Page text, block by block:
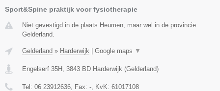
Sport&Spine praktijk voor fysiotherapie
Niet gevestigd in de plaats Heumen, maar wel in de provincie
Gelderland.
Gelderland » Harderwijk | Google maps ▼
Engelserf 35H 3843 BD Harderwijk (Gelderland)
Tel: 06 23912636 , Fax: - , KvK: 61017108